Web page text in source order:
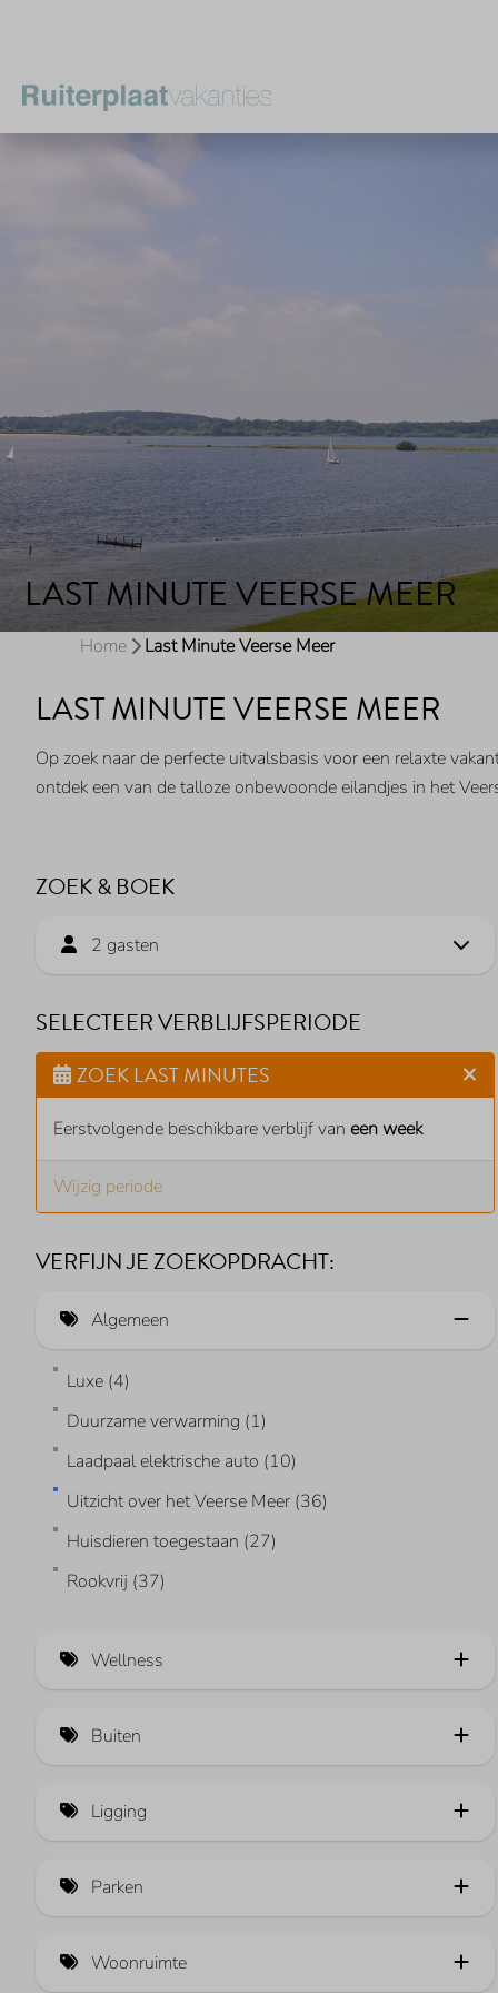
LAST MINUTE VEERSE MEER
Home Last Minute Veerse Meer
LAST MINUTE VEERSE MEER
Op zoek naar de perfecte uitvalsbasis voor een relaxte
ontdek een van de talloze onbewoonde eilandjes in het
ZOEK & BOEK
2 gasten
SELECTEER VERBLIJFSPERIODE
ZOEK LAST MINUTES
Eerstvolgende beschikbare verblijf van een week
Wijzig periode
VERFIJN JE ZOEKOPDRACHT:
Algemeen
Luxe (4)
Duurzame verwarming (1)
Laadpaal elektrische auto (10)
Uitzicht over het Veerse Meer (36)
Huisdieren toegestaan (27)
Rookvrij (37)
Wellness
Sauna (2)
Whirlpool (1)
Buiten
Volledig omheinde tuin (1)
Eigen aanlegsteiger (26)
Boothelling (4)
Trampoline
Ligging
Tuin op het zuiden (1)
Op loopafstand van het Banjaardstrand
Vrij uitzicht over het polderlandschap (1)
Parken
Veerse Wende (20)
Woonruimte